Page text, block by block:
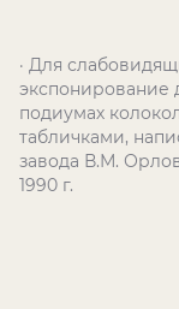
· Для
экспонирование
подиумах
табличками,
завода В.М.
1990 г.